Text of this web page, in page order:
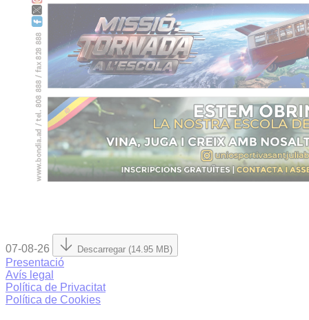
07-08-26 Descarregar (14.95 MB)
Presentació
Avís legal
Política de Privacitat
Política de Cookies